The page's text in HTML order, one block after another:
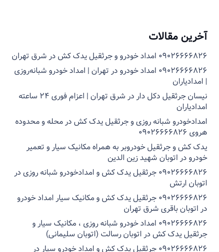
آخرین مقالات
۰۹۰۲۶۶۶۶۸۲۶ امداد خودرو و جرثقیل یدک کش در شرق تهران
۰۹۰۲۶۶۶۶۸۲۶ امداد خودرو در تهران | امداد خودرو شبانه‌روزی
| امدادیاران
نیسان جرثقیل دکل دار در شرق تهران | اعزام فوری ۲۴ ساعته
امدادیاران
امدادخودرو شبانه روزی و جرثقیل یدک کش در محله و محدوده
هروی ۰۹۰۲۶۶۶۶۸۲۶
یدک کش و جرثقیل خودروبر به همراه مکانیک سیار و تعمیر
خودرو در اتوبان شهید زین الدین
۰۹۰۲۶۶۶۶۸۲۶ جرثقیل یدک کش و امدادخودرو شبانه روزی در
اتوبان ارتش
۰۹۰۲۶۶۶۶۸۲۶ جرثقیل یدک کش و مکانیک سیار امداد خودرو
در اتوبان باقری شرق تهران
۰۹۰۲۶۶۶۶۸۲۶ امداد خودرو شبانه روزی ، مکانیک سیار و
جرثقیل یدک کش در اتوبان رسالت (اتوبان سلیمانی)
۰۹۰۲۶۶۶۶۸۲۶ جرثقیل یدک کش و امداد خودرو سیار در